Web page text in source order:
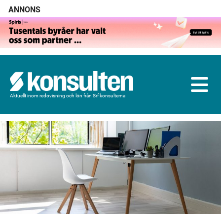
ANNONS
Aktuellt inom redovisning och lön från Srf konsulterna